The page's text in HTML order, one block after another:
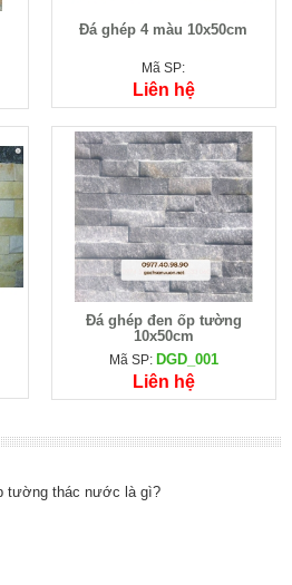
Đá ghép 4 màu 10x50cm
Mã SP:
Liên hệ
Đá ghép đen ốp tường
10x50cm
Mã SP: DGD_001
Liên hệ
tường thác nước là gì?